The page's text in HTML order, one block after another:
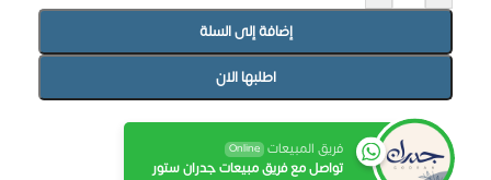
إضافة إلى السلة
اطلبها الان
فريق المبيعات Online
تواصل مع فريق مبيعات جدران ستور